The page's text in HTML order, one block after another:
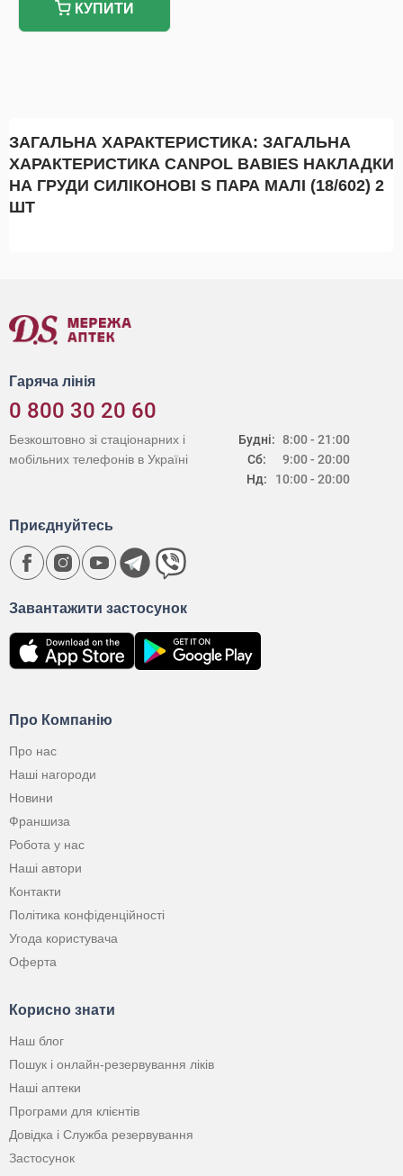
КУПИТИ
ЗАГАЛЬНА ХАРАКТЕРИСТИКА: ЗАГАЛЬНА
ХАРАКТЕРИСТИКА CANPOL BABIES НАКЛАДКИ
НА ГРУДИ СИЛІКОНОВІ S ПАРА МАЛІ (18/602) 2
ШТ
Гаряча лінія
0 800 30 20 60
Будні:
Сб:
Нд:
8:00 - 21:00
9:00 - 20:00
10:00 - 20:00
Безкоштовно зі стаціонарних і
мобільних телефонів в Україні
Про Компанію
Про нас
Наші нагороди
Новини
Франшиза
Робота у нас
Наші автори
Контакти
Політика конфіденційності
Угода користувача
Оферта
Корисно знати
Наш блог
Пошук і онлайн-резервування ліків
Наші аптеки
Програми для клієнтів
Довідка і Служба резервування
Застосунок
Завантажити застосунок
Приєднуйтесь